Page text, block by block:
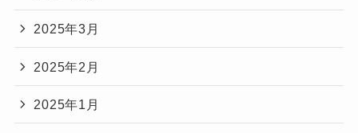
2025年3月
2025年2月
2025年1月